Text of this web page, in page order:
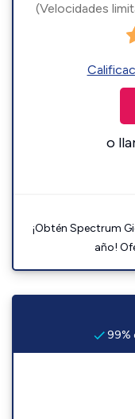
(Velocidades
o
¡Obtén Spectrum
año!
99%